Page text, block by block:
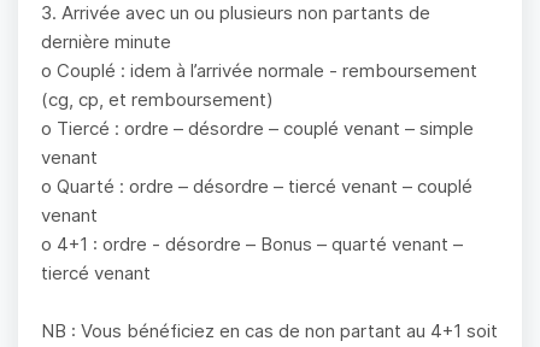
3. Arrivée avec un ou plusieurs non partants de
dernière minute
o Couplé : idem à l’arrivée normale - remboursement
(cg, cp, et remboursement)
o Tiercé : ordre – désordre – couplé venant – simple
venant
o Quarté : ordre – désordre – tiercé venant – couplé
venant
o 4+1 : ordre - désordre – Bonus – quarté venant –
tiercé venant
NB : Vous bénéficiez en cas de non partant au 4+1 soit